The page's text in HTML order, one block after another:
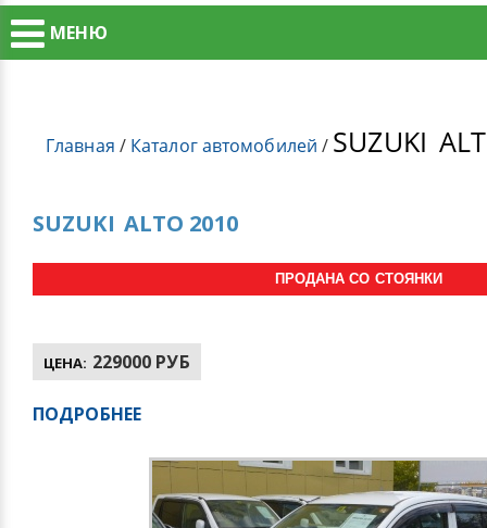
МЕНЮ
Главная / Каталог автомобилей / SUZUKI
SUZUKI ALTO 2010
ПРОДАНА СО СТОЯНКИ
ЦЕНА: 229000 РУБ
ПОДРОБНЕЕ